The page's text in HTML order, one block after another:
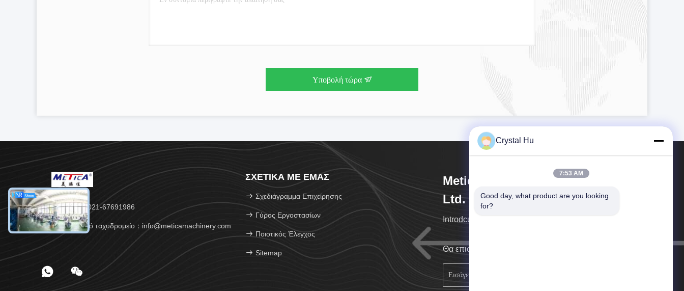
Υποβολή τώρα
Τηλ.：86- 021-67691986
Ηλεκτρονικό ταχυδρομείο：info@meticamachinery.com
ΣΧΕΤΙΚΆ ΜΕ ΕΜΆΣ
Σχεδιάγραμμα Επιχείρησης
Γύρος Εργοστασίων
Ποιοτικός Έλεγχος
Sitemap
Metica Machinery (Shanghai) Co.,
Ltd.
Introdcution μηχανημάτων Metica
Θα επιστρέψουμε σε σας το συντομότερο δυνατό.
Crystal Hu
7:53 AM
Good day, what product are you looking
for?